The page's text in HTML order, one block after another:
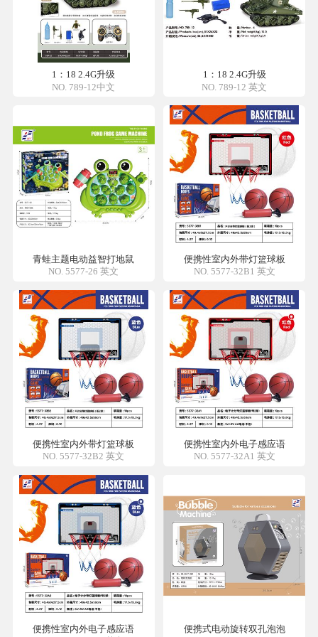
1：18 2.4G升级
NO. 789-12中文
1：18 2.4G升级
NO. 789-12 英文
青蛙主题电动益智打地鼠
NO. 5577-26 英文
便携性室内外带灯篮球板
NO. 5577-32B1 英文
便携性室内外带灯篮球板
NO. 5577-32B2 英文
便携性室内外电子感应语
NO. 5577-32A1 英文
便携性室内外电子感应语
便携式电动旋转双孔泡泡